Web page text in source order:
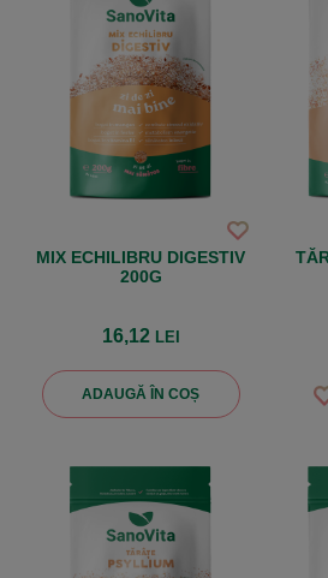
MIX ECHILIBRU DIGESTIV
200G
16,12 LEI
ADAUGĂ ÎN COȘ